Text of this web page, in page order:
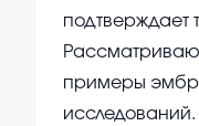
подтверждает
примеры